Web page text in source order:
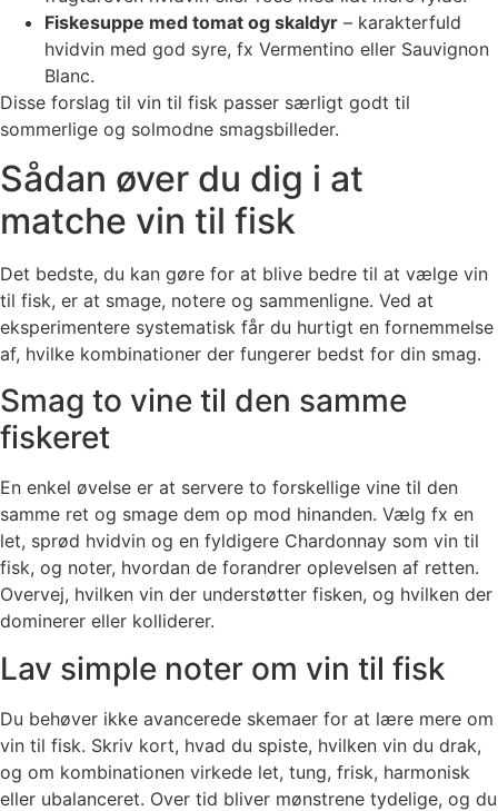
Fiskesuppe med tomat og skaldyr – karakterfuld
hvidvin med god syre, fx Vermentino eller Sauvignon
Blanc.
Disse forslag til vin til fisk passer særligt godt til
sommerlige og solmodne smagsbilleder.
Sådan øver du dig i at
matche vin til fisk
Det bedste, du kan gøre for at blive bedre til at vælge vin
til fisk, er at smage, notere og sammenligne. Ved at
eksperimentere systematisk får du hurtigt en fornemmelse
af, hvilke kombinationer der fungerer bedst for din smag.
Smag to vine til den samme
fiskeret
En enkel øvelse er at servere to forskellige vine til den
samme ret og smage dem op mod hinanden. Vælg fx en
let, sprød hvidvin og en fyldigere Chardonnay som vin til
fisk, og noter, hvordan de forandrer oplevelsen af retten.
Overvej, hvilken vin der understøtter fisken, og hvilken der
dominerer eller kolliderer.
Lav simple noter om vin til fisk
Du behøver ikke avancerede skemaer for at lære mere om
vin til fisk. Skriv kort, hvad du spiste, hvilken vin du drak,
og om kombinationen virkede let, tung, frisk, harmonisk
eller ubalanceret. Over tid bliver mønstrene tydelige, og du